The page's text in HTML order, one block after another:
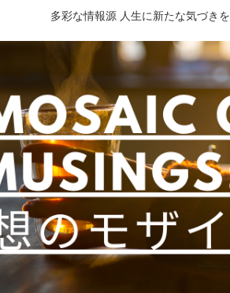
多彩な情報源 人生に新たな気づきを